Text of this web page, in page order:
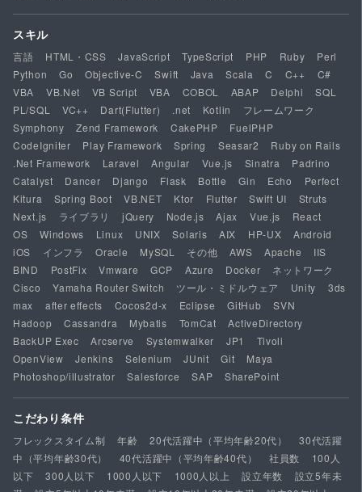
スキル
言語 HTML・CSS JavaScript TypeScript PHP Ruby
Perl
Python
Go Objective-C Swift Java Scala C C++
C#
VBA
VB.Net VB Script VBA COBOL ABAP Delphi
SQL
PL/SQL
VC++ Dart(Flutter) .net Kotlin
フレームワーク
Symphony
Zend Framework CakePHP
FuelPHP
CodeIgniter
Play Framework Spring Seasar2
Ruby on Rails
.Net Framework
Laravel Angular Vue.js Sinatra
Padrino
Catalyst
Dancer Django Flask Bottle Gin Echo
Perfect
Kitura
Spring Boot VB.NET Ktor Flutter Swift UI
Struts
Next.js
ライブラリ jQuery Node.js Ajax Vue.js
React
OS
Windows Linux UNIX Solaris AIX HP-UX
Android
iOS
インフラ Oracle MySQL その他 AWS Apache
IIS
BIND
PostFix Vmware GCP Azure Docker
ネットワーク
Cisco
Yamaha Router Switch ツール・ミドルウェア Unity
3ds
max
after effects Cocos2d-x Eclipse GitHub
SVN
Hadoop
Cassandra Mybatis TomCat
ActiveDirectory
BackUP Exec
Arcserve Systemwalker JP1
Tivoli
OpenView
Jenkins Selenium JUnit Git
Maya
Photoshop/illustrator
Salesforce SAP SharePoint
こだわり条件
フレックスタイム制 年齢 20代活躍中（平均年齢20代）
30代活躍
中（平均年齢30代）
40代活躍中（平均年齢40代） 社員数
100人
以下
300人以下 1000人以下 1000人以上 設立年数
設立5年未